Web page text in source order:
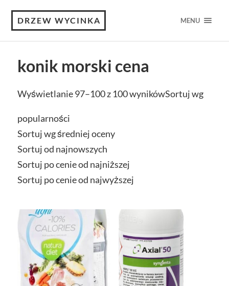
DRZEW WYCINKA MENU
konik morski cena
Wyświetlanie 97–100 z 100 wynikówSortuj wg
popularności
Sortuj wg średniej oceny
Sortuj od najnowszych
Sortuj po cenie od najniższej
Sortuj po cenie od najwyższej